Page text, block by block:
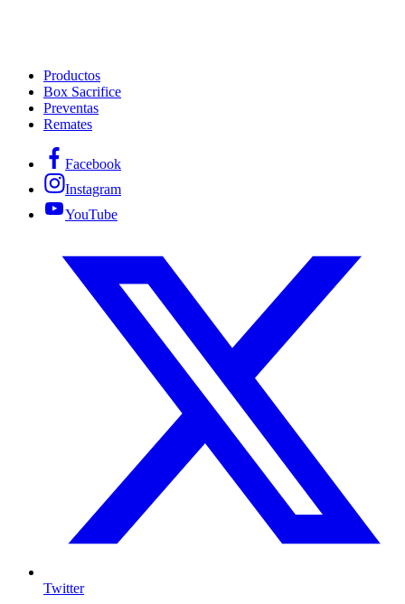
Productos
Box Sacrifice
Preventas
Remates
Facebook
Instagram
YouTube
Twitter